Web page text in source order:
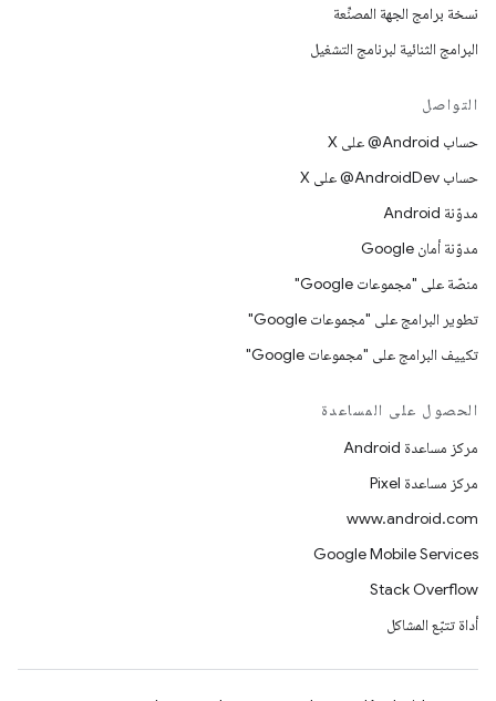
نسخة برامج الجهة المصنِّعة
البرامج الثنائية لبرنامج التشغيل
التواصل
حساب ‎@Android على X
حساب ‎@AndroidDev على X
مدوّنة Android
مدوّنة أمان Google
منصّة على "مجموعات Google"
تطوير البرامج على "مجموعات Google"
تكييف البرامج على "مجموعات Google"
الحصول على المساعدة
مركز مساعدة Android
مركز مساعدة Pixel
www.android.com
Google Mobile Services
Stack Overflow
أداة تتبّع المشاكل